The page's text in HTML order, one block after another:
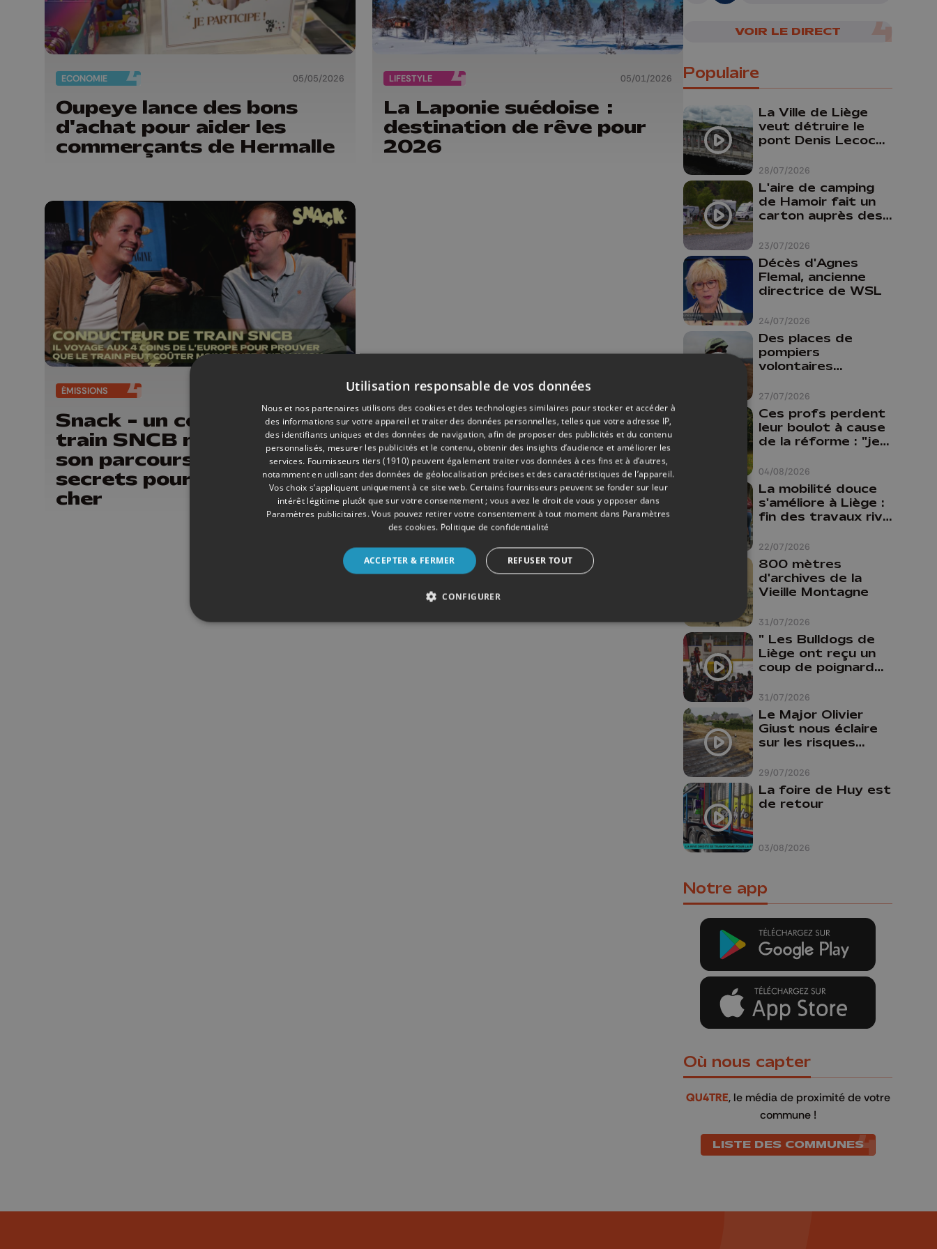
ECONOMIE 05/05/2026
Oupeye lance des bons
d'achat pour aider les
commerçants de Hermalle
LIFESTYLE 05/01/2026
La Laponie suédoise :
destination de rêve pour
2026
ÉMISSIONS
Snack - un conducteur de
train SNCB nous explique
son parcours et ses
secrets pour voyager pas
cher
VOIR LE DIRECT
Populaire
28/07/2026
La Ville de Liège
veut détruire le
pont Denis Lecocq
budget pour le
faire
23/07/2026
L'aire de camping
de Hamoir fait un
carton auprès des
24/07/2026
Décès d'Agnes
Flemal, ancienne
directrice de WSL
27/07/2026
Des places de
pompiers
volontaires
province de Liège :
"Un citoyen qui
n'est formé ne
peut pas nous
aider"
04/08/2026
Ces profs perdent
leur boulot à cause
de la réforme : "je
comme prof que
comme
pharmacienne"
22/07/2026
La mobilité douce
s'améliore à Liège :
fin des travaux rive
cyclo-piétonnes
Avroy et
Guillemins...
31/07/2026
800 mètres
d'archives de la
Vieille Montagne
31/07/2026
" Les Bulldogs de
Liège ont reçu un
coup de poignard
29/07/2026
Le Major Olivier
Giust nous éclaire
sur les risques
Belgique : "Un
incendie comme en
Gironde ne pourrait
pas avoir lieu chez
03/08/2026
La foire de Huy est
de retour
Notre app
Où nous capter
QU4TRE, le média de proximité de votre
commune !
LISTE DES COMMUNES
Utilisation responsable de vos données
Nous et nos partenaires utilisons des cookies et des technologies similaires pour stocker et accéder à
des informations sur votre appareil et traiter des données personnelles, telles que votre adresse IP,
des identifiants uniques et des données de navigation, afin de proposer des publicités et du contenu
personnalisés, mesurer les publicités et le contenu, obtenir des insights d’audience et améliorer les
services. Fournisseurs tiers (1910) peuvent également traiter vos données à ces fins et à d’autres,
notamment en utilisant des données de géolocalisation précises et des caractéristiques de l’appareil.
Vos choix s’appliquent uniquement à ce site web. Certains fournisseurs peuvent se fonder sur leur
intérêt légitime plutôt que sur votre consentement ; vous avez le droit de vous y opposer dans
Paramètres publicitaires. Vous pouvez retirer votre consentement à tout moment dans Paramètres
des cookies. Politique de confidentialité
ACCEPTER & FERMER REFUSER TOUT
CONFIGURER